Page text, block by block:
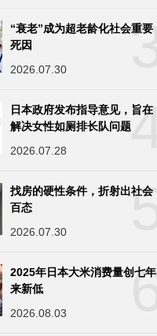
3
“衰老”成为超老龄化社会重要
死因
2026.07.30
4
日本政府发布指导意见，旨在
解决女性如厕排长队问题
2026.07.28
5
找房的硬性条件，折射出社会
百态
2026.07.30
6
2025年日本大米消费量创七年
来新低
2026.08.03